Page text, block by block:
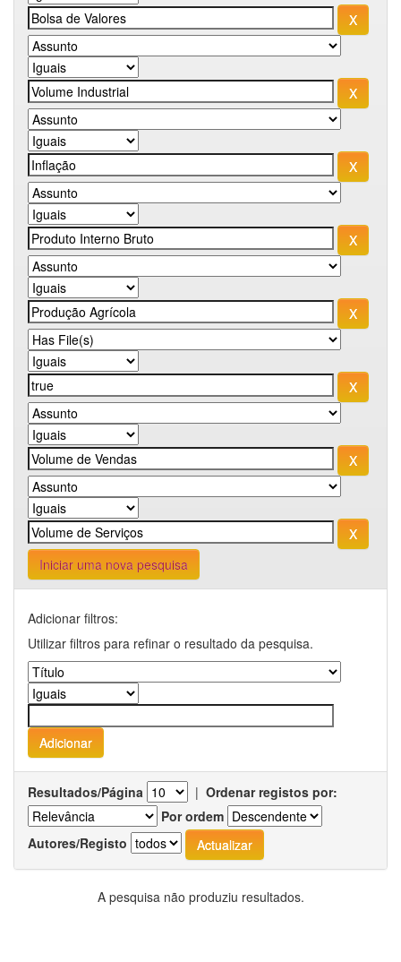
Iniciar uma nova pesquisa
Adicionar filtros:
Utilizar filtros para refinar o resultado da pesquisa.
Resultados/Página | Ordenar registos por:
Por ordem
Autores/Registo
A pesquisa não produziu resultados.